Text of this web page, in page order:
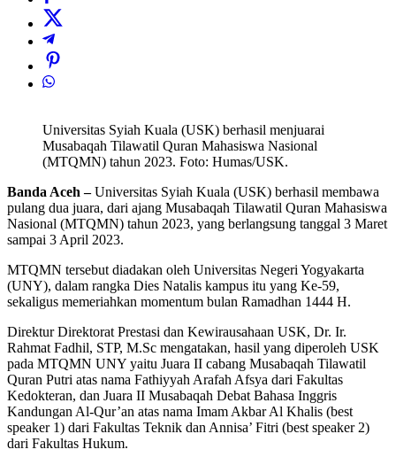
Universitas Syiah Kuala (USK) berhasil menjuarai
Musabaqah Tilawatil Quran Mahasiswa Nasional
(MTQMN) tahun 2023. Foto: Humas/USK.
Banda Aceh –Universitas Syiah Kuala (USK) berhasil membawa
pulang dua juara, dari ajang Musabaqah Tilawatil Quran Mahasiswa
Nasional (MTQMN) tahun 2023, yang berlangsung tanggal 3 Maret
sampai 3 April 2023.
MTQMN tersebut diadakan oleh Universitas Negeri Yogyakarta
(UNY), dalam rangka Dies Natalis kampus itu yang Ke-59,
sekaligus memeriahkan momentum bulan Ramadhan 1444 H.
Direktur Direktorat Prestasi dan Kewirausahaan USK, Dr. Ir.
Rahmat Fadhil, STP, M.Sc mengatakan, hasil yang diperoleh USK
pada MTQMN UNY yaitu Juara II cabang Musabaqah Tilawatil
Quran Putri atas nama Fathiyyah Arafah Afsya dari Fakultas
Kedokteran, dan Juara II Musabaqah Debat Bahasa Inggris
Kandungan Al-Qur’an atas nama Imam Akbar Al Khalis (best
speaker 1) dari Fakultas Teknik dan Annisa’ Fitri (best speaker 2)
dari Fakultas Hukum.